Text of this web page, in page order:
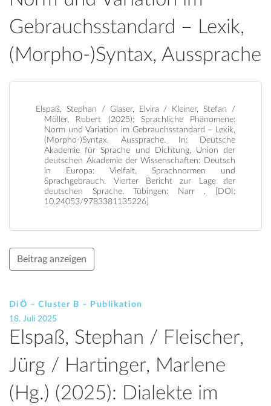
Gebrauchsstandard – Lexik,
(Morpho-)Syntax, Aussprache
Elspaß, Stephan / Glaser, Elvira / Kleiner, Stefan /
Möller, Robert (2025): Sprachliche Phänomene:
Norm und Variation im Gebrauchsstandard – Lexik,
(Morpho-)Syntax, Aussprache. In: Deutsche
Akademie für Sprache und Dichtung, Union der
deutschen Akademie der Wissenschaften: Deutsch
in Europa: Vielfalt, Sprachnormen und
Sprachgebrauch. Vierter Bericht zur Lage der
deutschen Sprache. Tübingen: Narr . [DOI:
10.24053/9783381135226]
Beitrag anzeigen
DiÖ – Cluster B – Publikation
18. Juli 2025
Elspaß, Stephan / Fleischer,
Jürg / Hartinger, Marlene
(Hg.) (2025): Dialekte im